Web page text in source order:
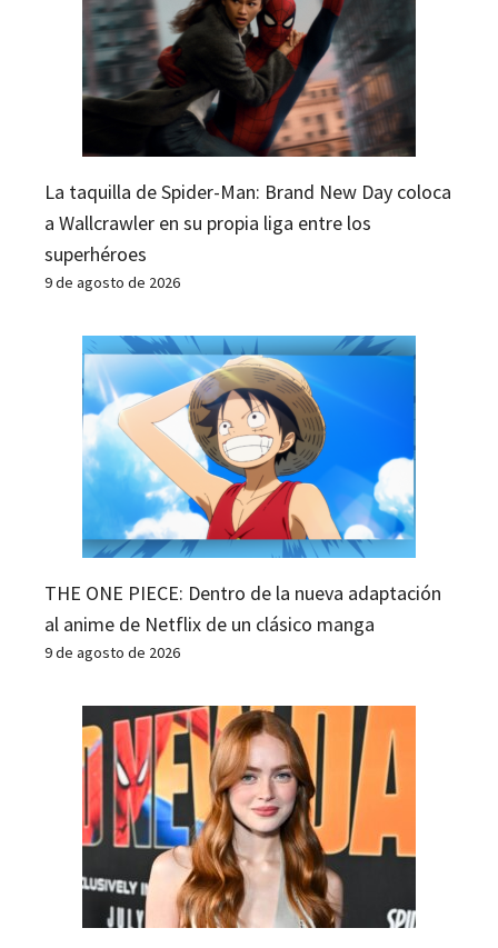
La taquilla de Spider-Man: Brand New Day coloca
a Wallcrawler en su propia liga entre los
superhéroes
9 de agosto de 2026
THE ONE PIECE: Dentro de la nueva adaptación
al anime de Netflix de un clásico manga
9 de agosto de 2026